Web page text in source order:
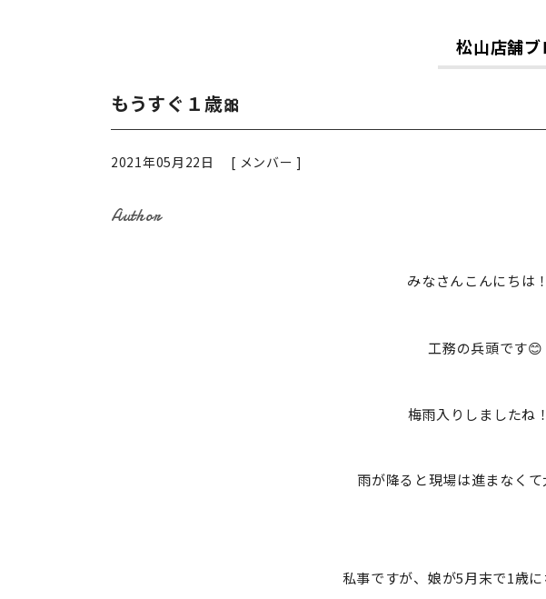
松山店舗ブ
もうすぐ１歳🎀
2021年05月22日 [ メンバー ]
Author
みなさんこんにちは
工務の兵頭です😊
梅雨入りしましたね
雨が降ると現場は進まなく
私事ですが、娘が5月末で1歳